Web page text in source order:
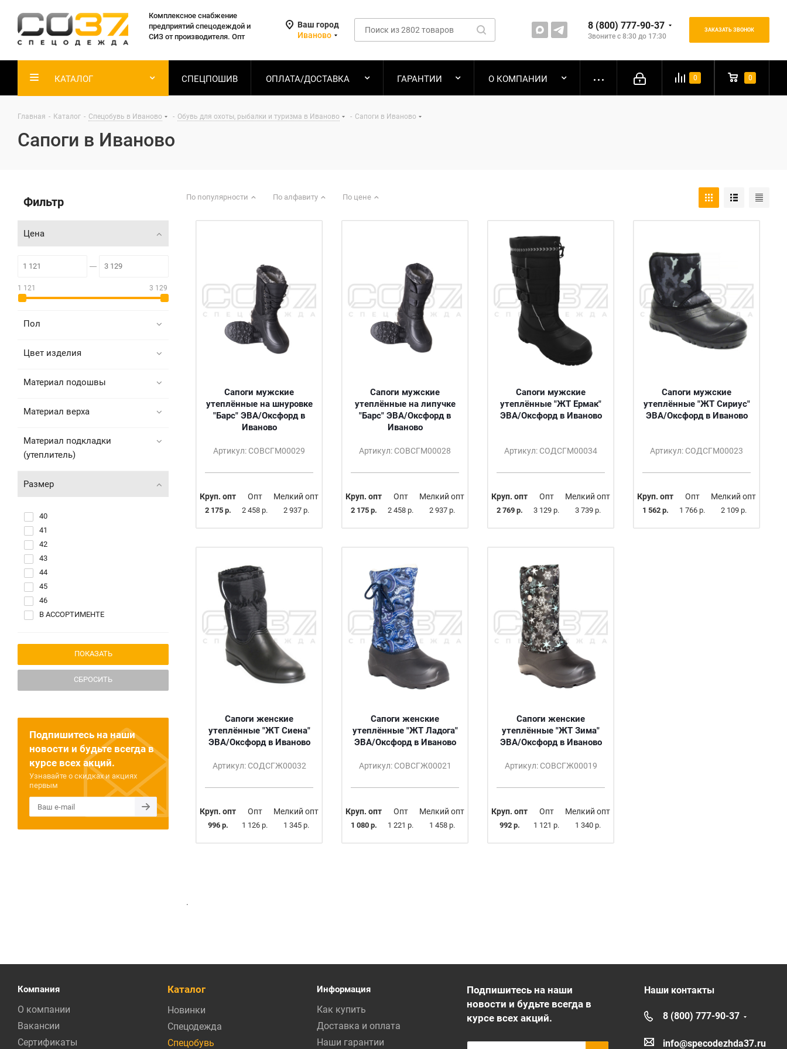
Комплексное снабжение
предприятий спецодеждой и
СИЗ от производителя. Опт
Ваш город
Иваново
8 (800) 777-90-37
Звоните с 8:30 до 17:30
ЗАКАЗАТЬ ЗВОНОК
0 0
КАТАЛОГ СПЕЦПОШИВ ОПЛАТА/ДОСТАВКА ГАРАНТИИ О КОМПАНИИ
Главная - Каталог - Спецобувь в Иваново - Обувь для охоты, рыбалки и туризма в Иваново - Сапоги в Иваново
Сапоги в Иваново
По популярности По алфавиту По цене
Сапоги мужские
утеплённые на шнуровке
"Барс" ЭВА/Оксфорд в
Иваново
Артикул: СОВСГМ00029
Круп. опт
2 175 р.
Опт
2 458 р.
Мелкий опт
2 937 р.
Сапоги мужские
утеплённые на липучке
"Барс" ЭВА/Оксфорд в
Иваново
Артикул: СОВСГМ00028
Круп. опт
2 175 р.
Опт
2 458 р.
Мелкий опт
2 937 р.
Сапоги мужские
утеплённые "ЖТ Ермак"
ЭВА/Оксфорд в Иваново
Артикул: СОДСГМ00034
Круп. опт
2 769 р.
Опт
3 129 р.
Мелкий опт
3 739 р.
Сапоги мужские
утеплённые "ЖТ Сириус"
ЭВА/Оксфорд в Иваново
Артикул: СОДСГМ00023
Круп. опт
1 562 р.
Опт
1 766 р.
Мелкий опт
2 109 р.
Сапоги женские
утеплённые "ЖТ Сиена"
ЭВА/Оксфорд в Иваново
Артикул: СОДСГЖ00032
Круп. опт
996 р.
Опт
1 126 р.
Мелкий опт
1 345 р.
Сапоги женские
утеплённые "ЖТ Ладога"
ЭВА/Оксфорд в Иваново
Артикул: СОВСГЖ00021
Круп. опт
1 080 р.
Опт
1 221 р.
Мелкий опт
1 458 р.
Сапоги женские
утеплённые "ЖТ Зима"
ЭВА/Оксфорд в Иваново
Артикул: СОВСГЖ00019
Круп. опт
992 р.
Опт
1 121 р.
Мелкий опт
1 340 р.
.
Фильтр
Цена
1 121 3 129
Пол
Цвет изделия
Материал подошвы
Материал верха
Материал подкладки
(утеплитель)
Размер
40
41
42
43
44
45
46
В АССОРТИМЕНТЕ
СБРОСИТЬ
Подпишитесь на наши
новости и будьте всегда в
курсе всех акций.
Узнавайте о скидках и акциях
первым
Компания
О компании
Вакансии
Сертификаты
Каталог
Новинки
Спецодежда
Спецобувь
Информация
Как купить
Доставка и оплата
Наши гарантии
Подпишитесь на наши
новости и будьте всегда в
курсе всех акций.
Наши контакты
8 (800) 777-90-37
info@specodezhda37.ru